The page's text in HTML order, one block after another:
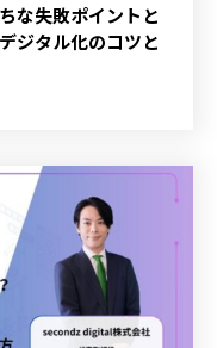
な失敗ポイントと
ジタル化のコツと